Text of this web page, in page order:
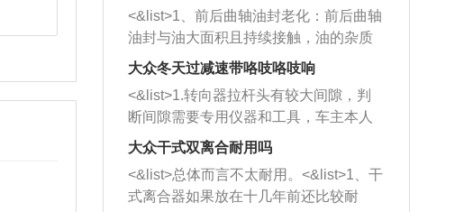
西取出来。但如果是因为积碳过多引起
的堵塞，就需要将三元催化器泡在草酸
洗剂对堵塞的情况得到解决，将清洗剂
放在燃油箱中，与燃油混合后，车辆启
动时，就可以和汽油一起进入到燃烧
室，最后形成废气排出，就可以让三元
催化器得到清洗，排气管堵塞的情况就
能够得到解决。
一圈半的练习，往右同样也要打相同的
圈数。 <&list>3、最后强调要反复练
习，这样就可以形成肌肉记忆，在真实
驾驶车辆时，不需要记忆也能打好方
向。
<&list>1、前后曲轴油封老化：前后曲轴
油封与油大面积且持续接触，油的杂质
和发动机内持续温度变化使其密封效果
逐渐减弱，导致渗油或漏油。<&list>2、
活塞间隙过大：积碳会使活塞环与缸体
的间隙扩大，导致机油流入燃烧室中，
造成烧机油。<&list>3、机油粘度。使用
机油粘度过小的话，同样会有烧机油现
象，机油粘度过小具有很好的流动性，
大众冬天过减速带咯吱咯吱响
<&list>1.转向器拉杆头有较大间隙，判
断间隙需要专用仪器和工具，车主本人
无法制作，需要将车辆送到修理厂或4s
店；<&list>2.车辆半轴套管防尘罩破
裂，破裂后会出现漏油现象，使半轴磨
损严重，磨损的半轴容易损坏，产生异
大众干式双离合耐用吗
<&list>总体而言不太耐用。<&list>1、干
式离合器如果放在十几年前还比较耐